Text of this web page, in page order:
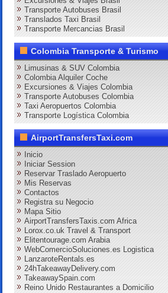
Transporte Autobuses Brasil
Translados Taxi Brasil
Transporte Mercancias Brasil
Colombia Transporte & Turismo
Limusinas & SUV Colombia
Colombia Alquiler Coche
Excursiones & Viajes Colombia
Transporte Autobuses Colombia
Taxi Aeropuertos Colombia
Transporte Logística Colombia
AirportTransfersTaxi.com
Inicio
Iniciar Session
Reservar Traslado Aeropuerto
Mis Reservas
Contactos
Registra su Negocio
Mapa Sitio
AirportTransfersTaxis.com Africa
Lorox.co.uk Travel & Transport
Elitentourage.com Arabia
WebComercioSoluciones.es Logistica
LanzaroteRentals.es
24hTakeawayDelivery.com
TakeawaySpain.com
Reino Unido Restaurantes a Domicilio